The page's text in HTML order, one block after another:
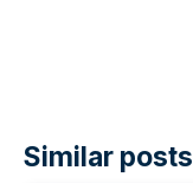
Similar posts